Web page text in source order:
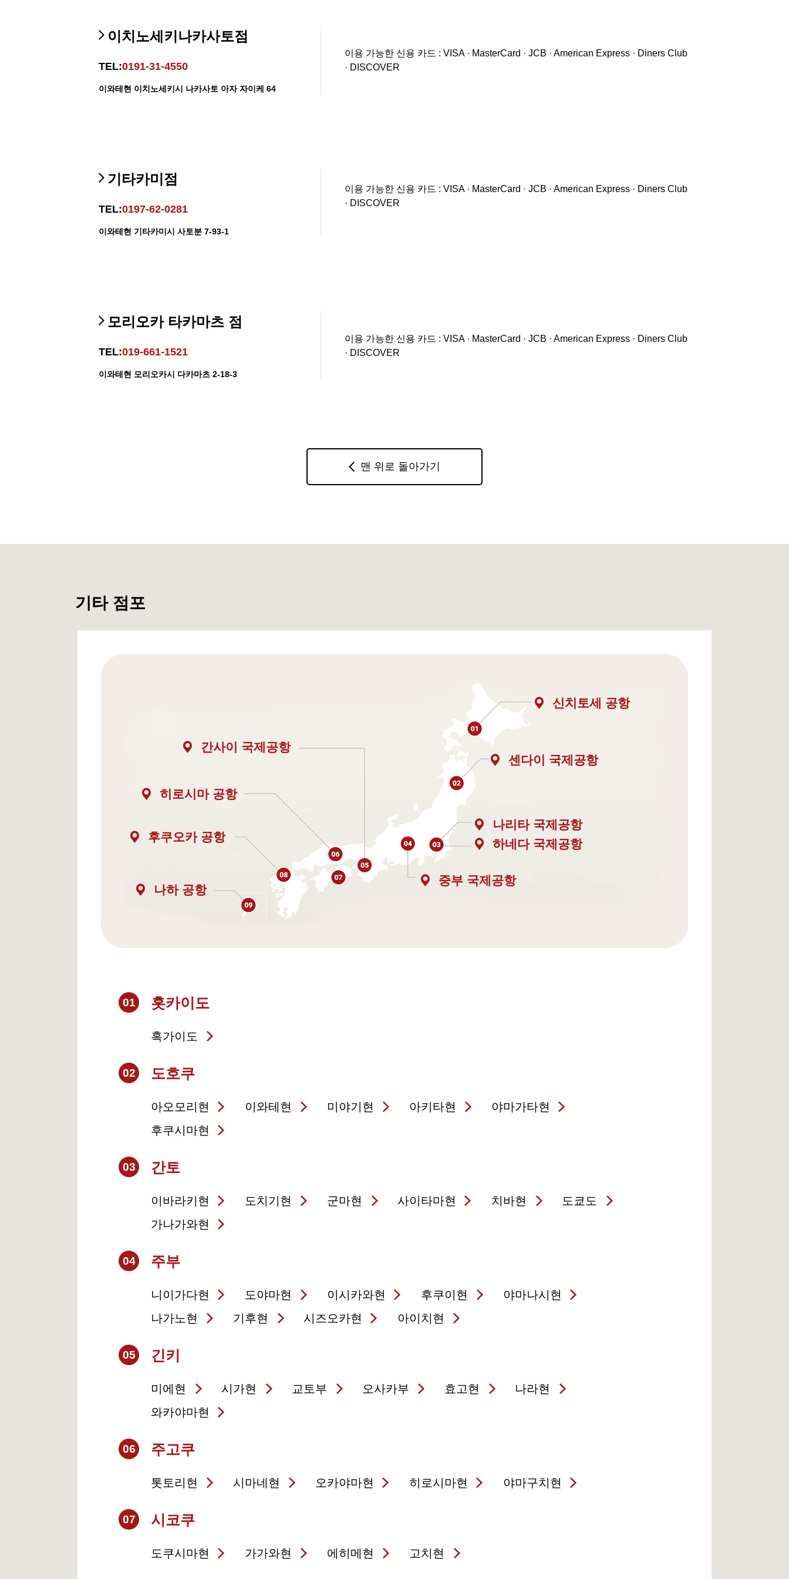
이치노세키나카사토점
TEL:0191-31-4550
이와테현 이치노세키시 나카사토 아자 자이케 64
이용 가능한 신용 카드 : VISA · MasterCard · JCB · American Express · Diners Club
· DISCOVER
기타카미점
TEL:0197-62-0281
이와테현 기타카미시 사토분 7-93-1
이용 가능한 신용 카드 : VISA · MasterCard · JCB · American Express · Diners Club
· DISCOVER
모리오카 타카마츠 점
TEL:019-661-1521
이와테현 모리오카시 다카마츠 2-18-3
이용 가능한 신용 카드 : VISA · MasterCard · JCB · American Express · Diners Club
· DISCOVER
맨 위로 돌아가기
기타 점포
신치토세 공항
센다이 국제공항
나리타 국제공항
하네다 국제공항
중부 국제공항
간사이 국제공항
히로시마 공항
후쿠오카 공항
나하 공항
01 홋카이도
혹가이도
02 도호쿠
아오모리현 이와테현 미야기현 아키타현
야마가타현
후쿠시마현
03 간토
이바라키현 도치기현 군마현 사이타마현 치바현
도쿄도
가나가와현
04 주부
니이가다현 도야마현 이시카와현 후쿠이현
야마나시현
나가노현
기후현 시즈오카현 아이치현
05 긴키
미에현 시가현 교토부 오사카부 효고현
나라현
와카야마현
06 주고쿠
톳토리현 시마네현 오카야마현 히로시마현 야마구치현
07 시코쿠
도쿠시마현 가가와현 에히메현 고치현